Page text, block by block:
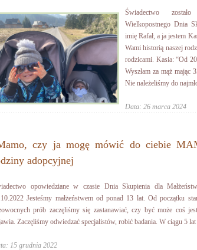
Świadectwo
Wielkopostnego Dnia
imię Rafał, a ja jestem
Wami historią naszej
rodzicami. Kasia: “Od
Wyszłam za mąż mając
Nie należeliśmy do
Data: 26 marca 2024
czy ja mogę mówić do ciebie
adopcyjnej
opowiedziane w czasie Dnia Skupienia dla
Jesteśmy małżeństwem od ponad 13 lat. Od początku
prób zaczęliśmy się zastanawiać, czy być może coś
Zaczęliśmy odwiedzać specjalistów, robić badania. W ciągu 5
15 grudnia 2022